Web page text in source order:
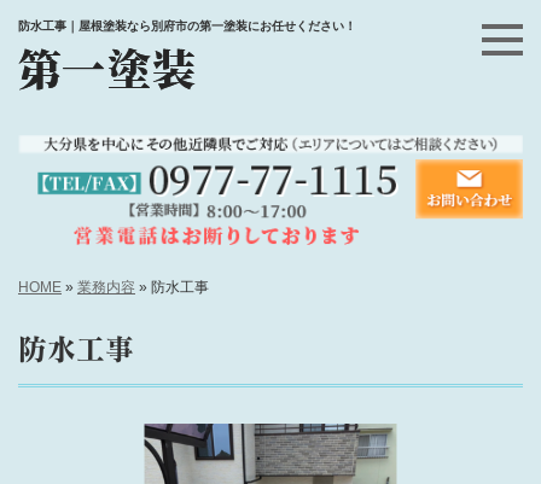
防水工事｜屋根塗装なら別府市の第一塗装にお任せください！
HOME » 業務内容 » 防水工事
防水工事